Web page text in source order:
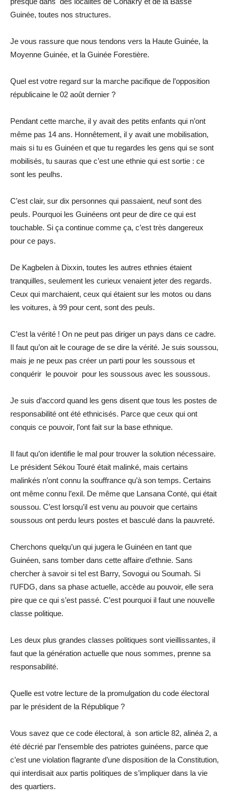
Guinée, toutes nos structures.
Je vous rassure que nous tendons vers la Haute Guinée, la
Moyenne Guinée, et la Guinée Forestière.
Quel est votre regard sur la marche pacifique de l’opposition
républicaine le 02 août dernier ?
Pendant cette marche, il y avait des petits enfants qui n’ont
même pas 14 ans. Honnêtement, il y avait une mobilisation,
mais si tu es Guinéen et que tu regardes les gens qui se sont
mobilisés, tu sauras que c’est une ethnie qui est sortie : ce
sont les peulhs.
C’est clair, sur dix personnes qui passaient, neuf sont des
peuls. Pourquoi les Guinéens ont peur de dire ce qui est
touchable. Si ça continue comme ça, c’est très dangereux
pour ce pays.
De Kagbelen à Dixxin, toutes les autres ethnies étaient
tranquilles, seulement les curieux venaient jeter des regards.
Ceux qui marchaient, ceux qui étaient sur les motos ou dans
les voitures, à 99 pour cent, sont des peuls.
C’est la vérité ! On ne peut pas diriger un pays dans ce cadre.
Il faut qu’on ait le courage de se dire la vérité. Je suis soussou,
mais je ne peux pas créer un parti pour les soussous et
conquérir le pouvoir pour les soussous avec les soussous.
Je suis d’accord quand les gens disent que tous les postes de
responsabilité ont été ethnicisés. Parce que ceux qui ont
conquis ce pouvoir, l’ont fait sur la base ethnique.
Il faut qu’on identifie le mal pour trouver la solution nécessaire.
Le président Sékou Touré était malinké, mais certains
malinkés n’ont connu la souffrance qu’à son temps. Certains
ont même connu l’exil. De même que Lansana Conté, qui était
soussou. C’est lorsqu’il est venu au pouvoir que certains
soussous ont perdu leurs postes et basculé dans la pauvreté.
Cherchons quelqu’un qui jugera le Guinéen en tant que
Guinéen, sans tomber dans cette affaire d’ethnie. Sans
chercher à savoir si tel est Barry, Sovogui ou Soumah. Si
l’UFDG, dans sa phase actuelle, accède au pouvoir, elle sera
pire que ce qui s’est passé. C’est pourquoi il faut une nouvelle
classe politique.
Les deux plus grandes classes politiques sont vieillissantes, il
faut que la génération actuelle que nous sommes, prenne sa
responsabilité.
Quelle est votre lecture de la promulgation du code électoral
par le président de la République ?
Vous savez que ce code électoral, à son article 82, alinéa 2, a
été décrié par l’ensemble des patriotes guinéens, parce que
c’est une violation flagrante d’une disposition de la Constitution,
qui interdisait aux partis politiques de s’impliquer dans la vie
des quartiers.